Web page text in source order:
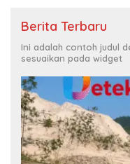
Berita Terbaru
Ini adalah contoh judul
sesuaikan pada widget